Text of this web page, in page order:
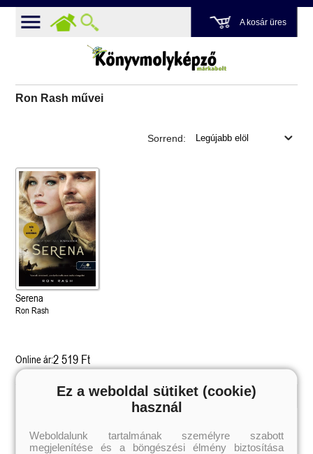
A kosár üres
Ron Rash művei
Sorrend:
Serena
Ron Rash
Online ár:2 519 Ft
Külföldiek
Brigid Kemmerer
Magyarok
Ashley Carrigan
Ez a weboldal sütiket (cookie)
használ
Weboldalunk tartalmának személyre szabott
megjelenítése és a böngészési élmény biztosítása